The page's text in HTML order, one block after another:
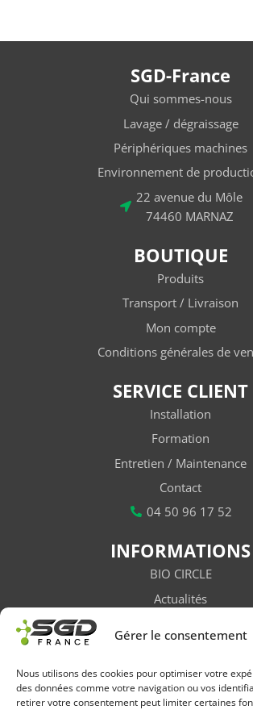
Gérer le consentement
Nous utilisons des cookies pour optimiser votre
des données comme votre navigation ou vos
retirer votre consentement peut limiter certaines
SGD-France
Qui sommes-nous
Lavage / dégraissage
Périphériques machines
Environnement de
22 avenue du Môle
74460 MARNAZ
BOUTIQUE
Produits
Transport / Livraison
Mon compte
Conditions générales de
SERVICE CLIENT
Installation
Formation
Entretien / Maintenance
Contact
04 50 96 17 52
INFORMATIONS
BIO CIRCLE
Actualités
Salons / Évènements
Newsletter